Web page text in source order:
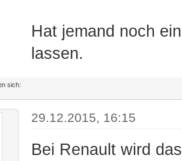
Hat jemand noch
lassen.
sich:
29.12.2015, 16:15
Bei Renault wird